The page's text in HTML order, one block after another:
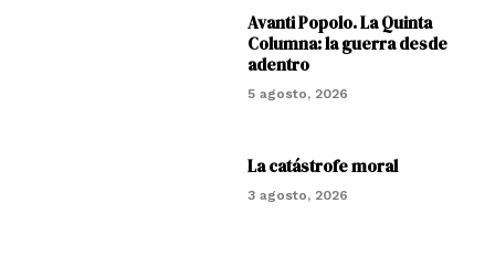
Avanti Popolo. La Quinta
Columna: la guerra desde
adentro
5 agosto, 2026
La catástrofe moral
3 agosto, 2026